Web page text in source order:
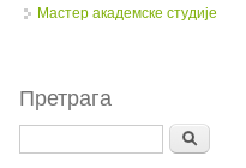
Мастер академске студије
Претрага
Search